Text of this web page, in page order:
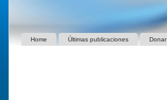
Home Últimas publicaciones Donar